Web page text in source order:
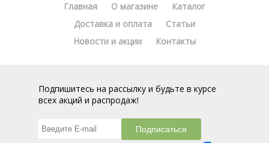
Главная О магазине
Каталог
Доставка и оплата
Статьи
Новости и акции
Контакты
Подпишитесь на рассылку и будьте в курсе
всех акций и распродаж!